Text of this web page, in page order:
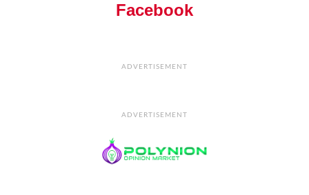
Facebook
ADVERTISEMENT
ADVERTISEMENT